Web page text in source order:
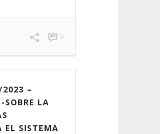
0
2023 –
LA
EL SISTEMA